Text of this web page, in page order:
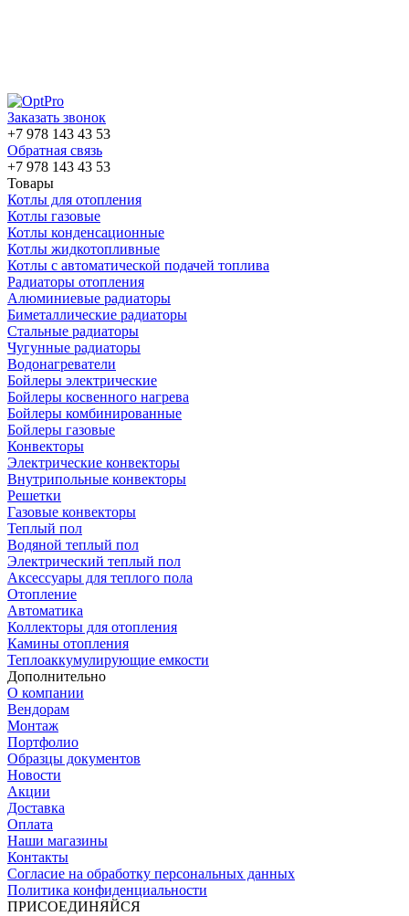
Заказать звонок
+7 978 143 43 53
Обратная связь
+7 978 143 43 53
Товары
Котлы для отопления
Котлы газовые
Котлы конденсационные
Котлы жидкотопливные
Котлы с автоматической подачей топлива
Радиаторы отопления
Алюминиевые радиаторы
Биметаллические радиаторы
Стальные радиаторы
Чугунные радиаторы
Водонагреватели
Бойлеры электрические
Бойлеры косвенного нагрева
Бойлеры комбинированные
Бойлеры газовые
Конвекторы
Электрические конвекторы
Внутрипольные конвекторы
Решетки
Газовые конвекторы
Теплый пол
Водяной теплый пол
Электрический теплый пол
Аксессуары для теплого пола
Отопление
Автоматика
Коллекторы для отопления
Камины отопления
Теплоаккумулирующие емкости
Дополнительно
О компании
Вендорам
Монтаж
Портфолио
Образцы документов
Новости
Акции
Доставка
Оплата
Наши магазины
Контакты
Согласие на обработку персональных данных
Политика конфиденциальности
ПРИСОЕДИНЯЙСЯ